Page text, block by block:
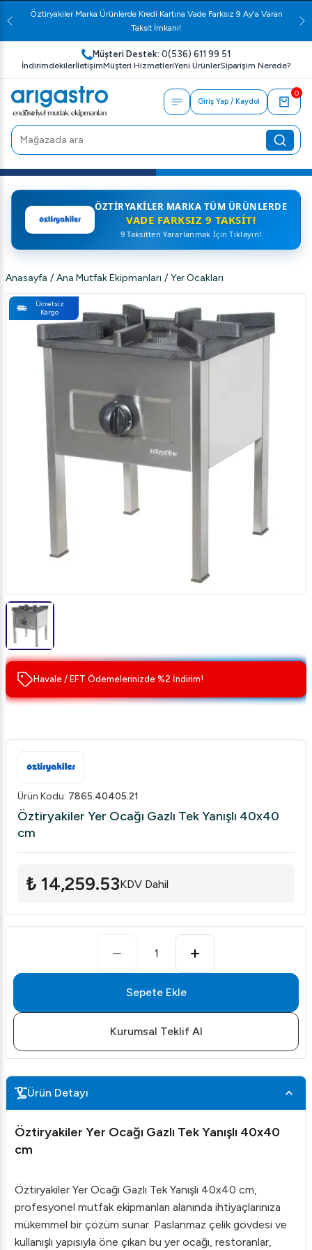
Öztiryakiler Marka Ürünlerde Kredi Kartına Vade Farksız 9 Ay'a Varan
Taksit İmkanı!
Müşteri Destek: 0(536) 611 99 51
İndirimdekilerİletişimMüşteri HizmetleriYeni ÜrünlerSiparişim Nerede?
Giriş Yap / Kaydol
0
ÖZTIRYAKILER MARKA TÜM ÜRÜNLERDE
VADE FARKSIZ 9 TAKSIT!
9 Taksitten Yararlanmak İçin Tıklayın!
Anasayfa / Ana Mutfak Ekipmanları / Yer Ocakları
Ücretsiz
Kargo
Havale / EFT Ödemelerinizde %2 İndirim!
Ürün Kodu: 7865.40405.21
Öztiryakiler Yer Ocağı Gazlı Tek Yanışlı 40x40
cm
₺ 14,259.53KDV Dahil
1
Sepete Ekle
Kurumsal Teklif Al
Ürün Detayı
Öztiryakiler Yer Ocağı Gazlı Tek Yanışlı 40x40
cm
Öztiryakiler Yer Ocağı Gazlı Tek Yanışlı 40x40 cm,
profesyonel mutfak ekipmanları alanında ihtiyaçlarınıza
mükemmel bir çözüm sunar. Paslanmaz çelik gövdesi ve
kullanışlı yapısıyla öne çıkan bu yer ocağı, restoranlar,